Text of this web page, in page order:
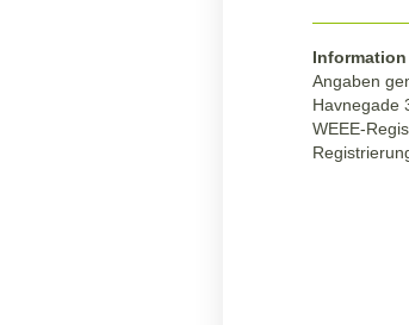
Angaben
Havnegade
WEEE-